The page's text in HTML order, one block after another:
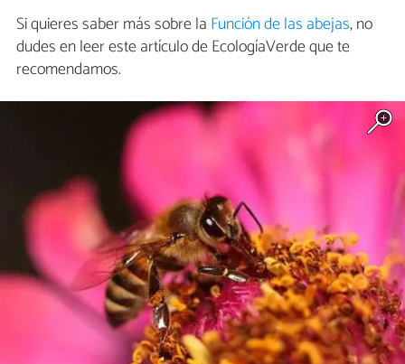
Si quieres saber más sobre la Función de las abejas, no
dudes en leer este artículo de EcologíaVerde que te
recomendamos.